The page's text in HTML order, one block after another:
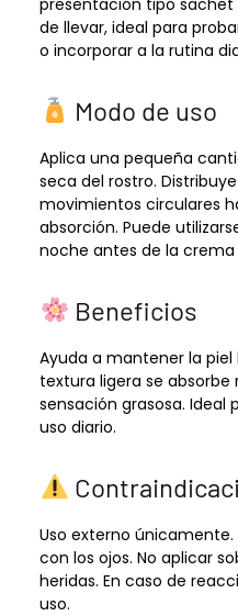
de llevar, ideal para
o incorporar a la rutina
Modo de uso
Aplica una pequeña
seca del rostro.
movimientos circulares
absorción. Puede
noche antes de la
Beneficios
Ayuda a mantener la piel
textura ligera se
sensación grasosa. Ideal
uso diario.
Uso externo
con los ojos. No aplicar
heridas. En caso de
uso.